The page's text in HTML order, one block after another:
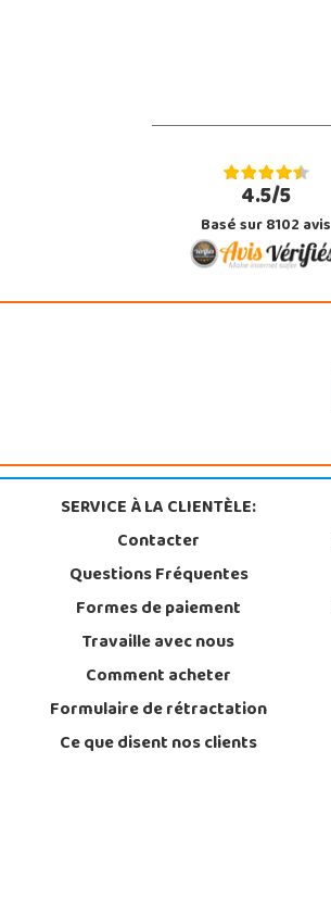
4.5/5
Basé sur 8102 avis
SERVICE À LA CLIENTÈLE:
Contacter
Questions Fréquentes
Formes de paiement
Travaille avec nous
Comment acheter
Formulaire de rétractation
Ce que disent nos clients